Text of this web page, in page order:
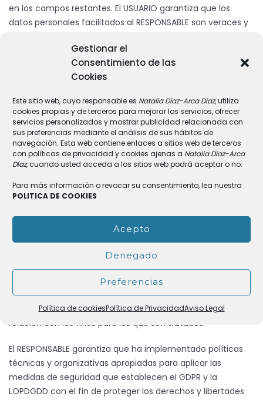
Gestionar el
Consentimiento de las
Cookies
Este sitio web, cuyo responsable es Natalia Díaz-Arca Díaz, utiliza
cookies propias y de terceros para mejorar los servicios, ofrecer
servicios personalizados y mostrar publicidad relacionada con
sus preferencias mediante el análisis de sus hábitos de
navegación. Esta web contiene enlaces a sitios web de terceros
con políticas de privacidad y cookies ajenas a Natalia Díaz-Arca
Díaz, cuando usted acceda a los sitios web podrá aceptar o no.
Para más información o revocar su consentimiento, lea nuestra
POLITICA DE COOKIES
Acepto
Denegado
Preferencias
Política de cookiesPolítica de PrivacidadAviso Legal
en los campos restantes. El USUARIO garantiza que los
datos personales facilitados al RESPONSABLE son veraces y
El RESPONSABLE informa de que todos los datos solicitados
necesarios para la prestación de un servicio óptimo al
USUARIO. En caso de que no se faciliten todos los datos, no
se garantiza que la información y servicios facilitados sean
completamente ajustados a sus necesidades.
Que de conformidad con lo dispuesto en las normativas
RESPONSABLE está cumpliendo con todas las disposiciones
de las normativas GDPR y LOPDGDD para el tratamiento de
los datos personales de su responsabilidad, y
manifiestamente con los principios descritos en el artículo
5 del GDPR, por los cuales son tratados de manera lícita,
leal y transparente en relación con el interesado y
adecuados, pertinentes y limitados a lo necesario en
relación con los fines para los que son tratados.
El RESPONSABLE garantiza que ha implementado políticas
técnicas y organizativas apropiadas para aplicar las
medidas de seguridad que establecen el GDPR y la
LOPDGDD con el fin de proteger los derechos y libertades